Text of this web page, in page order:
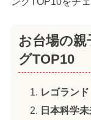
お台場の
グTOP10
レゴラン
日本科学